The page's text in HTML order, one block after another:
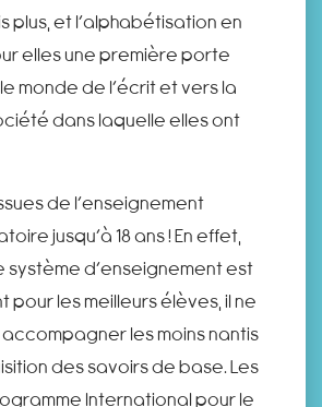
plus, et l’alphabétisation en
elles une première porte
monde de l’écrit et vers la
dans laquelle elles ont
de l’enseignement
jusqu’à 18 ans ! En effet,
système d’enseignement est
pour les meilleurs élèves, il ne
les moins nantis
des savoirs de base. Les
International pour le